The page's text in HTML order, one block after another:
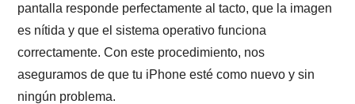
pantalla responde perfectamente al tacto, que la imagen
es nítida y que el sistema operativo funciona
correctamente. Con este procedimiento, nos
aseguramos de que tu iPhone esté como nuevo y sin
ningún problema.